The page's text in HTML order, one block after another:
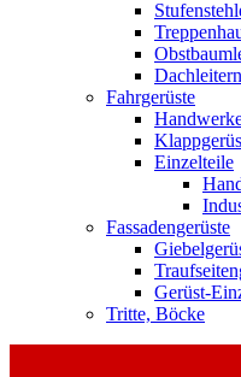
Dachleitern
Fahrgerüste
Einzelteile
Fassadengerüste
Gerüst-
Tritte, Böcke